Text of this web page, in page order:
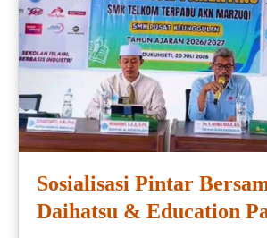
Sosialisasi Pintar
Daihatsu & Education